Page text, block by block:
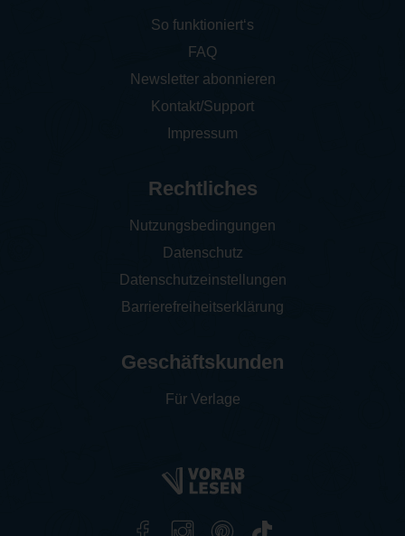
So funktioniert‘s
FAQ
Newsletter abonnieren
Kontakt/Support
Impressum
Rechtliches
Nutzungsbedingungen
Datenschutz
Datenschutzeinstellungen
Barrierefreiheitserklärung
Geschäftskunden
Für Verlage